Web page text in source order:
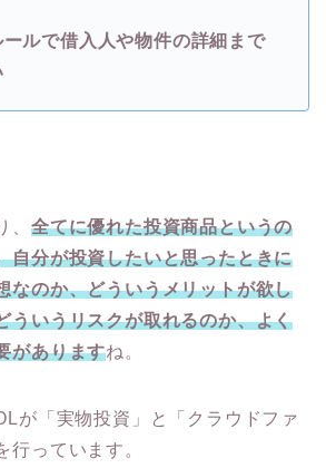
ルで借入人や物件の詳細まで
、 全てに優れた投資商品というの
自分が投資したいと思ったときに
なのか、どういうメリットが欲し
ういうリスクが取れるのか、よく
がありますね。
が「実物投資」と「クラウドファ
行っています。